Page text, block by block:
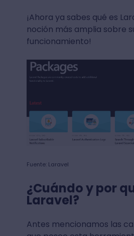
¡Ahora ya sabes qué es
noción más amplia sobre
funcionamiento!
Fuente: Laravel
¿Cuándo y por
Laravel?
Antes mencionamos las